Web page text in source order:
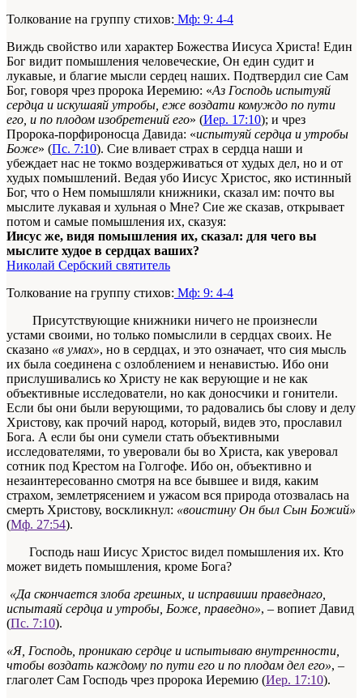
Толкование на группу стихов: Мф: 9: 4-4
Виждь свойство или характер Божества Иисуса Христа! Един
Бог видит помышления человеческие, Он един судит и
лукавые, и благие мысли сердец наших. Подтвердил сие Сам
Бог, говоря чрез пророка Иеремию: «Аз Господь испытуяй
сердца и искушаяй утробы, еже воздати комуждо по пути
его, и по плодом изобретений его» (Иер. 17:10); и чрез
Пророка-порфироносца Давида: «испытуяй сердца и утробы
Боже» (Пс. 7:10). Сие вливает страх в сердца наши и
убеждает нас не токмо воздерживаться от худых дел, но и от
худых помышлений. Ведая убо Иисус Христос, яко истинный
Бог, что о Нем помышляли книжники, сказал им: почто вы
мыслите лукавая и хульная о Мне? Сие же сказав, открывает
потом и самые помышления их, сказуя:
Иисус же, видя помышления их, сказал: для чего вы
мыслите худое в сердцах ваших?
Николай Сербский святитель
Толкование на группу стихов: Мф: 9: 4-4
Присутствующие книжники ничего не произнесли
устами своими, но только помыслили в сердцах своих. Не
сказано «в умах», но в сердцах, и это означает, что сия мысль
их была соединена с озлоблением и ненавистью. Ибо они
прислушивались ко Христу не как верующие и не как
объективные исследователи, но как доносчики и гонители.
Если бы они были верующими, то радовались бы слову и делу
Христову, как прочий народ, который, видев это, прославил
Бога. А если бы они сумели стать объективными
исследователями, то уверовали бы во Христа, как уверовал
сотник под Крестом на Голгофе. Ибо он, объективно и
незаинтересованно смотря на все бывшее и видя, каким
страхом, землетрясением и ужасом вся природа отозвалась на
смерть Христову, воскликнул: «воистину Он был Сын Божий»
(Мф. 27:54).
Господь наш Иисус Христос видел помышления их. Кто
может видеть помышления, кроме Бога?
«Да скончается злоба грешных, и исправиши праведнаго,
испытаяй сердца и утробы, Боже, праведно», – вопиет Давид
(Пс. 7:10).
«Я, Господь, проникаю сердце и испытываю внутренности,
чтобы воздать каждому по пути его и по плодам дел его», –
глаголет Сам Господь чрез пророка Иеремию (Иер. 17:10).